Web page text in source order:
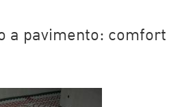
a pavimento: comfort